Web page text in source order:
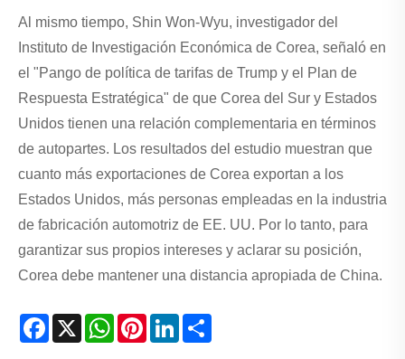
Al mismo tiempo, Shin Won-Wyu, investigador del
Instituto de Investigación Económica de Corea, señaló en
el "Pango de política de tarifas de Trump y el Plan de
Respuesta Estratégica" de que Corea del Sur y Estados
Unidos tienen una relación complementaria en términos
de autopartes. Los resultados del estudio muestran que
cuanto más exportaciones de Corea exportan a los
Estados Unidos, más personas empleadas en la industria
de fabricación automotriz de EE. UU. Por lo tanto, para
garantizar sus propios intereses y aclarar su posición,
Corea debe mantener una distancia apropiada de China.
Facebook
X WhatsAppPinterestLinkedIn